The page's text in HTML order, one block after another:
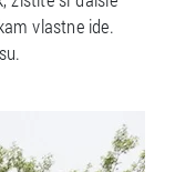
vlastne ide.